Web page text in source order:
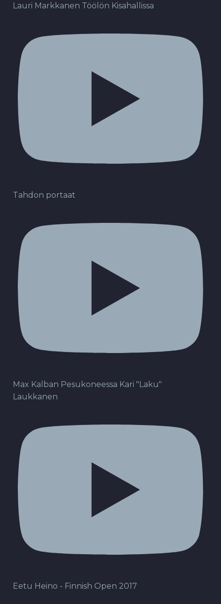
Lauri Markkanen Töölön Kisahallissa
Tahdon portaat
Max Kalban Pesukoneessa Kari "Laku"
Laukkanen
Eetu Heino - Finnish Open 2017